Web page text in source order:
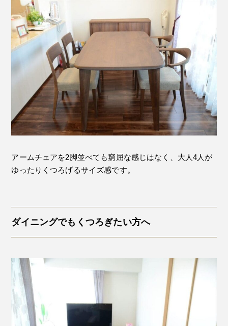
アームチェアを2脚並べても窮屈な感じはなく、大人4人が
ゆったりくつろげるサイズ感です。
ダイニングでもくつろぎたい方へ